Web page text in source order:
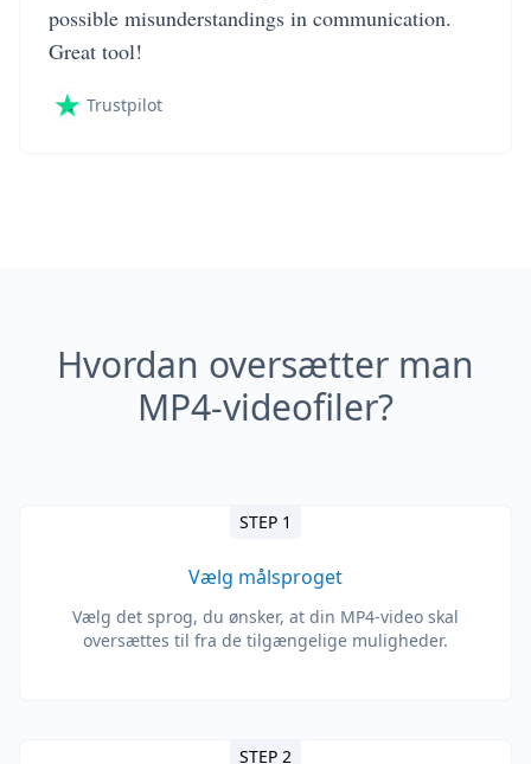
possible misunderstandings in communication.
Great tool!
Trustpilot
Hvordan oversætter man
MP4-videofiler?
STEP 1
Vælg målsproget
Vælg det sprog, du ønsker, at din MP4-video skal
oversættes til fra de tilgængelige muligheder.
STEP 2